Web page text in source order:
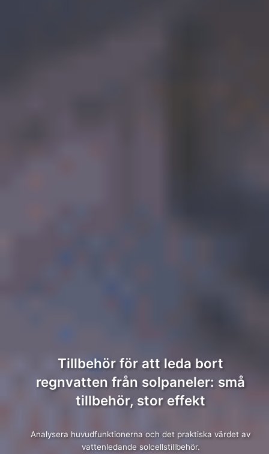
Tillbehör för att leda bort
regnvatten från solpaneler: små
tillbehör, stor effekt
Analysera huvudfunktionerna och det praktiska värdet av
vattenledande solcellstillbehör.